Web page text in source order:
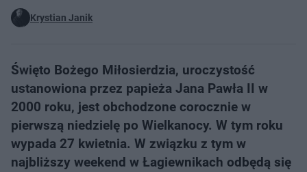
Krystian Janik
Święto Bożego Miłosierdzia, uroczystość
ustanowiona przez papieża Jana Pawła II w
2000 roku, jest obchodzone corocznie w
pierwszą niedzielę po Wielkanocy. W tym roku
wypada 27 kwietnia. W związku z tym w
najbliższy weekend w Łagiewnikach odbędą się